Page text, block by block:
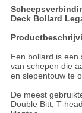
Deck Bollard
Een bollard is
van schepen die
en slepentouw te
De meest
Double Bitt, T-